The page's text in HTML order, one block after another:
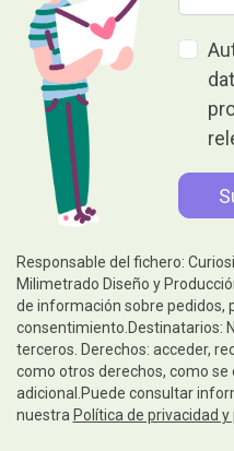
Responsable del fichero:
Milimetrado Diseño y
de información sobre pedidos,
consentimiento.Destinatarios:
terceros. Derechos: acceder,
como otros derechos, como
adicional.Puede consultar
nuestra Política de privacidad